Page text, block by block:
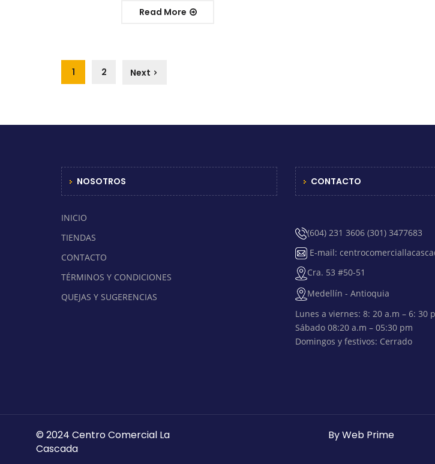
Read More
1 2 Next
NOSOTROS
INICIO
TIENDAS
CONTACTO
TÉRMINOS Y CONDICIONES
QUEJAS Y SUGERENCIAS
CONTACTO
(604) 231 3606 (301) 3477683
E-mail:
Cra. 53 #50-51
Medellín - Antioquia
Lunes a viernes: 8: 20 a.m – 6: 30
Sábado 08:20 a.m – 05:30 pm
Domingos y festivos: Cerrado
© 2024 Centro Comercial La
Cascada
By Web Prime